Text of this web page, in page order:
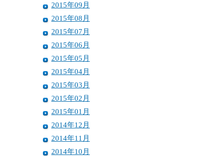
2015年09月
2015年08月
2015年07月
2015年06月
2015年05月
2015年04月
2015年03月
2015年02月
2015年01月
2014年12月
2014年11月
2014年10月